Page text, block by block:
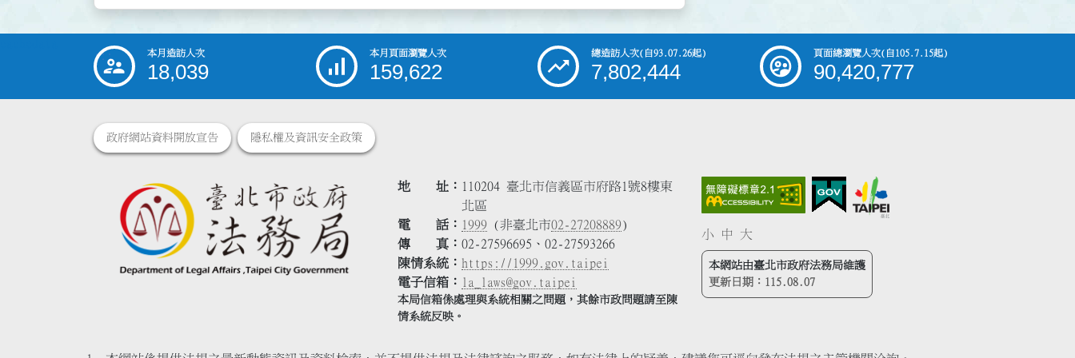
:::
本月造訪人次
18,039
本月頁面瀏覽人次
159,622
總造訪人次(自93.07.26起)
7,802,444
頁面總瀏覽人次(自105.7.15起)
90,420,777
政府網站資料開放宣告 隱私權及資訊安全政策
地 址
110204 臺北市信義區市府路1號8樓東
北區
電 話
1999 (非臺北市02-27208889)
傳 真
02-27596695、02-27593266
陳情系統
https://1999.gov.taipei
電子信箱
la_laws@gov.taipei
本局信箱係處理與系統相關之問題，其餘市政問題請至陳
情系統反映。
小 中 大
本網站由臺北市政府法務局維護
更新日期： 115.08.07